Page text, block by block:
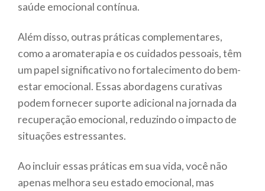
saúde emocional contínua.
Além disso, outras práticas complementares,
como a aromaterapia e os cuidados pessoais, têm
um papel significativo no fortalecimento do bem-
estar emocional. Essas abordagens curativas
podem fornecer suporte adicional na jornada da
recuperação emocional, reduzindo o impacto de
situações estressantes.
Ao incluir essas práticas em sua vida, você não
apenas melhora seu estado emocional, mas